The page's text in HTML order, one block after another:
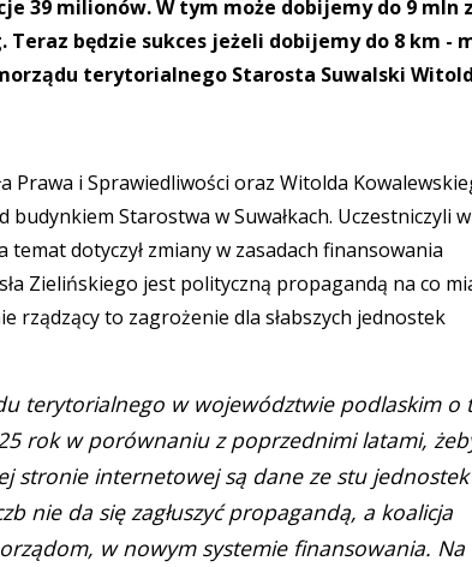
39 milionów. W tym może dobijemy do 9 mln
będzie sukces jeżeli dobijemy do 8 km -
terytorialnego Starosta Suwalski Witold
Prawa i Sprawiedliwości oraz Witolda
Starostwa w Suwałkach. Uczestniczyli
dotyczył zmiany w zasadach finansowania
Zielińskiego jest polityczną propagandą na co
rządzący to zagrożenie dla słabszych jednostek
terytorialnego w województwie podlaskim o
rok w porównaniu z poprzednimi latami,
stronie internetowej są dane ze stu jednostek
nie da się zagłuszyć propagandą, a koalicja
w nowym systemie finansowania. Na